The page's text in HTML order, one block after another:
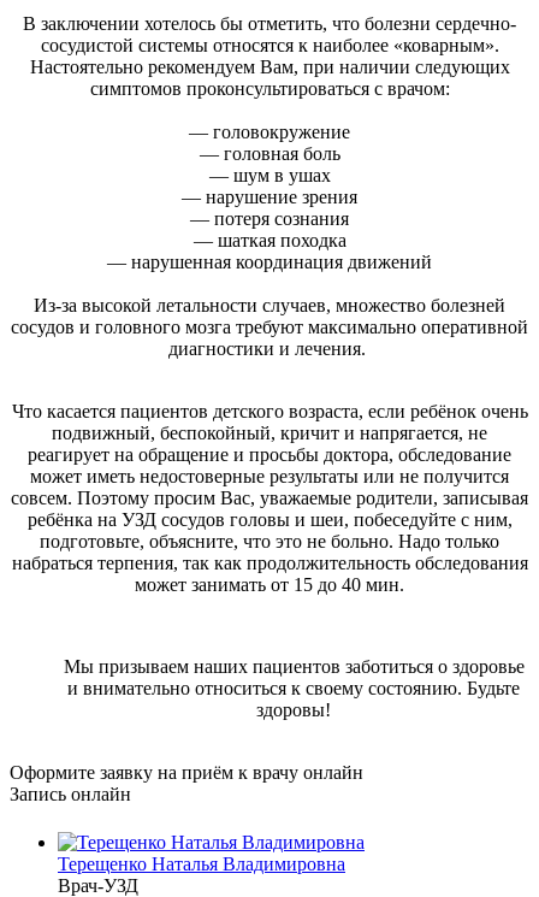
В заключении хотелось бы отметить, что болезни сердечно-
сосудистой системы относятся к наиболее «коварным».
Настоятельно рекомендуем Вам, при наличии следующих
симптомов проконсультироваться с врачом:
— головокружение
— головная боль
— шум в ушах
— нарушение зрения
— потеря сознания
— шаткая походка
— нарушенная координация движений
Из-за высокой летальности случаев, множество болезней
сосудов и головного мозга требуют максимально оперативной
диагностики и лечения.
Что касается пациентов детского возраста, если ребёнок очень
подвижный, беспокойный, кричит и напрягается, не
реагирует на обращение и просьбы доктора, обследование
может иметь недостоверные результаты или не получится
совсем. Поэтому просим Вас, уважаемые родители, записывая
ребёнка на УЗД сосудов головы и шеи, побеседуйте с ним,
подготовьте, объясните, что это не больно. Надо только
набраться терпения, так как продолжительность обследования
может занимать от 15 до 40 мин.
Мы призываем наших пациентов заботиться о здоровье
и внимательно относиться к своему состоянию. Будьте
здоровы!
Оформите заявку на приём к врачу онлайн
Запись онлайн
Терещенко Наталья Владимировна
Врач-УЗД